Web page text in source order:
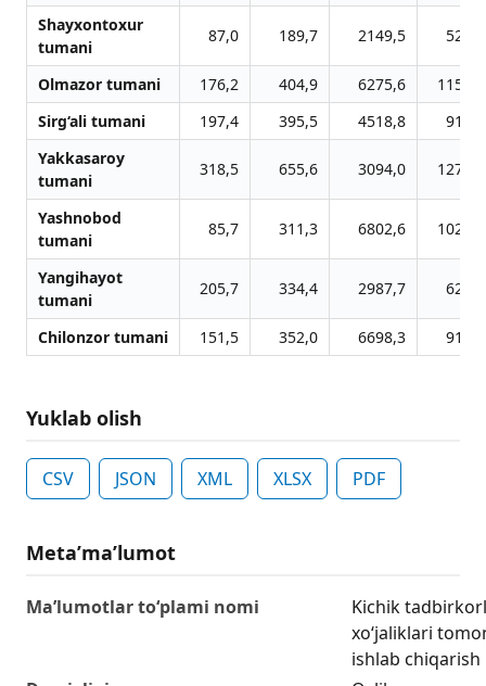
Shayxontoxur
tumani
87,0 189,7 2149,5 527,4
Olmazor tumani 176,2 404,9 6275,6
1153,7
Sirg‘ali tumani
197,4 395,5 4518,8
911,1
Yakkasaroy
tumani
318,5 655,6 3094,0 1279,2
Yashnobod
tumani
85,7 311,3 6802,6 1029,1
Yangihayot
tumani
205,7 334,4 2987,7 623,3
Chilonzor tumani 151,5 352,0 6698,3 915,9
Yuklab olish
CSV JSON XML XLSX PDF
Metaʼmaʼlumot
Ma’lumotlar to‘plami nomi
Kichik
xo‘jaliklari
ishlab